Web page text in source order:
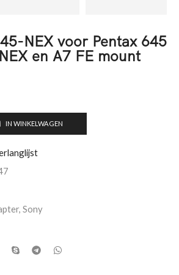
NEX voor Pentax 645
en A7 FE mount
IN WINKELWAGEN
, Sony